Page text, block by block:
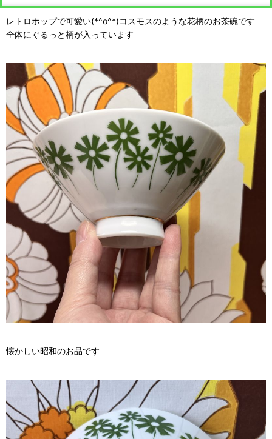
レトロポップで可愛い(*^o^*)コスモスのような花柄のお茶碗です
全体にぐるっと柄が入っています
懐かしい昭和のお品です